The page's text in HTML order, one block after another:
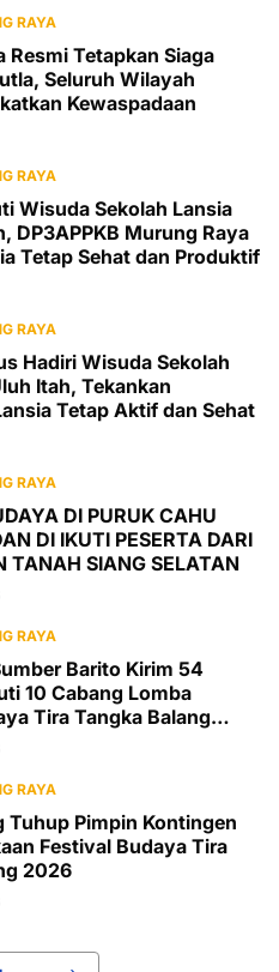
RAYA
Resmi Tetapkan Siaga
Seluruh Wilayah
Kewaspadaan
RAYA
Wisuda Sekolah Lansia
DP3APPKB Murung Raya
Tetap Sehat dan Produktif
RAYA
Hadiri Wisuda Sekolah
Itah, Tekankan
Tetap Aktif dan Sehat
RAYA
DI PURUK CAHU
DI IKUTI PESERTA DARI
TANAH SIANG SELATAN
RAYA
Barito Kirim 54
10 Cabang Lomba
Tira Tangka Balang
RAYA
Tuhup Pimpin Kontingen
Festival Budaya Tira
2026